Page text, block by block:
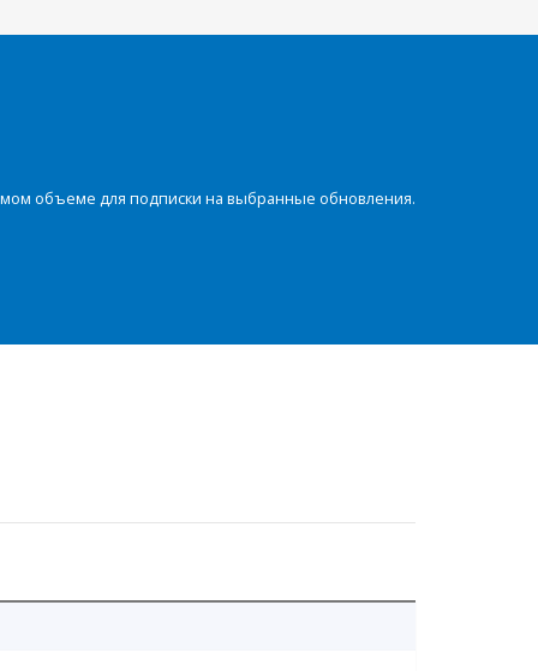
объеме для подписки на выбранные обновления.